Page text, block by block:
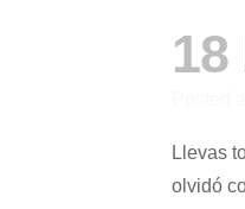
18
Llevas
olvidó